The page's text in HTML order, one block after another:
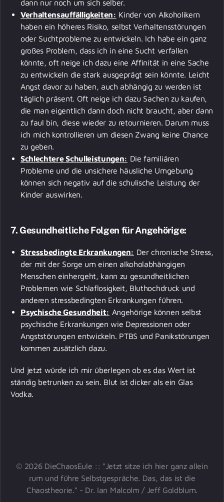
dann nur noch um sich selber.
Verhaltensauffälligkeiten: Kinder von Alkoholikern
haben ein höheres Risiko, selbst Verhaltensstörungen
oder Suchtprobleme zu entwickeln. Ich habe ein ganz
großes Problem, dass ich in eine Sucht verfallen
könnte, oft neige ich dazu eine Affinität in eine Sache
zu entwickeln die stark ausgeprägt sein könnte. Leicht
Angst davor zu haben, auch abhängig zu werden ist
täglich präsent. Oft neige ich dazu Sachen zu kaufen,
die man eigentlich dann doch nicht braucht, aber dann
zu faul bin, diese wieder zu retournieren. Darum muss
ich mich kontrollieren um diesen Zwang keine Chance
zu geben.
Schlechtere Schulleistungen: Die familiären
Probleme und die unsichere häusliche Umgebung
können sich negativ auf die schulische Leistung der
Kinder auswirken.
7. Gesundheitliche Folgen für Angehörige:
Stressbedingte Erkrankungen: Der chronische Stress,
der mit der Sorge um einen alkoholabhängigen
Menschen einhergeht, kann zu gesundheitlichen
Problemen wie Schlaflosigkeit, Bluthochdruck und
anderen stressbedingten Erkrankungen führen.
Psychische Gesundheit: Angehörige können selbst
psychische Erkrankungen wie Depressionen oder
Angststörungen entwickeln. PTBS und Panikstörungen
kommen zusätzlich dazu.
Und jetzt würde ich mir überlegen ob es das Wert ist
ständig betrunken zu sein. Blut ist dicker als ein Glas
Vodka.
© 2026 DieChaosEule :: "Jetzt sitze ich hier ganz allein
rum und führe Selbstgespräche. Das, das ist die
Chaostheorie." - Dr. Ian Malcolm / Jeff Goldblum.